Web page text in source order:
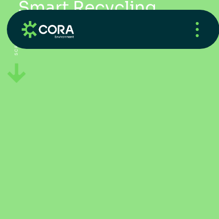
SmartRecycling
with